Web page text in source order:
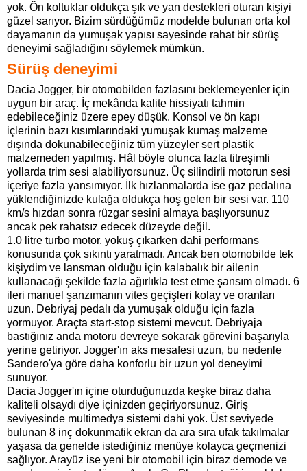
yok. Ön koltuklar oldukça şık ve yan destekleri oturan kişiyi
güzel sarıyor. Bizim sürdüğümüz modelde bulunan orta kol
dayamanın da yumuşak yapısı sayesinde rahat bir sürüş
deneyimi sağladığını söylemek mümkün.
Sürüş deneyimi
Dacia Jogger, bir otomobilden fazlasını beklemeyenler için
uygun bir araç. İç mekânda kalite hissiyatı tahmin
edebileceğiniz üzere epey düşük. Konsol ve ön kapı
içlerinin bazı kısımlarındaki yumuşak kumaş malzeme
dışında dokunabileceğiniz tüm yüzeyler sert plastik
malzemeden yapılmış. Hâl böyle olunca fazla titreşimli
yollarda trim sesi alabiliyorsunuz. Üç silindirli motorun sesi
içeriye fazla yansımıyor. İlk hızlanmalarda ise gaz pedalına
yüklendiğinizde kulağa oldukça hoş gelen bir sesi var. 110
km/s hızdan sonra rüzgar sesini almaya başlıyorsunuz
ancak pek rahatsız edecek düzeyde değil.
1.0 litre turbo motor, yokuş çıkarken dahi performans
konusunda çok sıkıntı yaratmadı. Ancak ben otomobilde tek
kişiydim ve lansman olduğu için kalabalık bir ailenin
kullanacağı şekilde fazla ağırlıkla test etme şansım olmadı. 6
ileri manuel şanzımanın vites geçişleri kolay ve oranları
uzun. Debriyaj pedalı da yumuşak olduğu için fazla
yormuyor. Araçta start-stop sistemi mevcut. Debriyaja
bastığınız anda motoru devreye sokarak görevini başarıyla
yerine getiriyor. Jogger'ın aks mesafesi uzun, bu nedenle
Sandero'ya göre daha konforlu bir uzun yol deneyimi
sunuyor.
Dacia Jogger'ın içine oturduğunuzda keşke biraz daha
kaliteli olsaydı diye içinizden geçiriyorsunuz. Giriş
seviyesinde multimedya sistemi dahi yok. Üst seviyede
bulunan 8 inç dokunmatik ekran da ara sıra ufak takılmalar
yaşasa da genelde istediğiniz menüye kolayca geçmenizi
sağlıyor. Arayüz ise yeni bir otomobil için biraz demode ve